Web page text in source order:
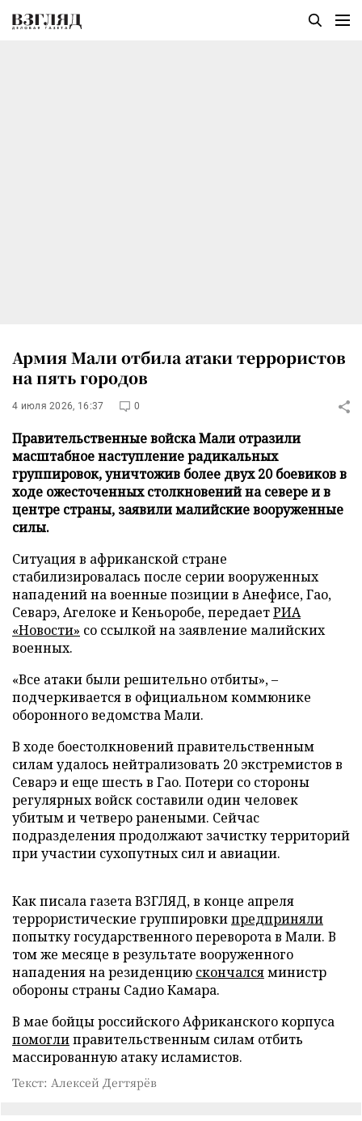
Армия Мали отбила атаки террористов
на пять городов
4 июля 2026, 16:37 0
Правительственные войска Мали отразили
масштабное наступление радикальных
группировок, уничтожив более двух 20 боевиков в
ходе ожесточенных столкновений на севере и в
центре страны, заявили малийские вооруженные
силы.
Ситуация в африканской стране
стабилизировалась после серии вооруженных
нападений на военные позиции в Анефисе, Гао,
Севарэ, Агелоке и Кеньоробе, передаетРИА
«Новости» со ссылкой на заявление малийских
военных.
«Все атаки были решительно отбиты», –
подчеркивается в официальном коммюнике
оборонного ведомства Мали.
В ходе боестолкновений правительственным
силам удалось нейтрализовать 20 экстремистов в
Севарэ и еще шесть в Гао. Потери со стороны
регулярных войск составили один человек
убитым и четверо ранеными. Сейчас
подразделения продолжают зачистку территорий
при участии сухопутных сил и авиации.
Как писала газета ВЗГЛЯД, в конце апреля
террористические группировкипредприняли
попытку государственного переворота в Мали. В
том же месяце в результате вооруженного
нападения на резиденцию скончалсяминистр
обороны страны Садио Камара.
В мае бойцы российского Африканского корпуса
помоглиправительственным силам отбить
массированную атаку исламистов.
Текст: Алексей Дегтярёв